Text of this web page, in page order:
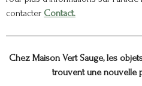
contacter Contact.
Chez Maison Vert Sauge, les
trouvent une nouvelle